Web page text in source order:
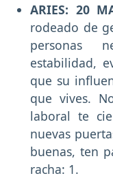
ARIES: 20
rodeado de
personas
estabilidad,
que su
que vives.
laboral te
nuevas
buenas, ten
racha: 1.